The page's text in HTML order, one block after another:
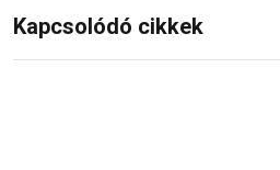
Kapcsolódó cikkek